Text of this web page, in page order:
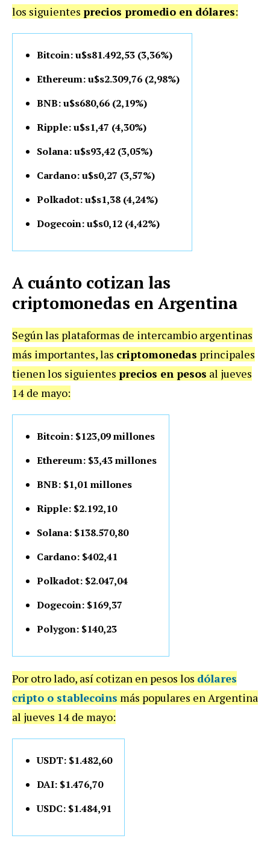
los siguientes precios promedio en dólares:
Bitcoin: u$s81.492,53 (3,36%)
Ethereum: u$s2.309,76 (2,98%)
BNB: u$s680,66 (2,19%)
Ripple: u$s1,47 (4,30%)
Solana: u$s93,42 (3,05%)
Cardano: u$s0,27 (3,57%)
Polkadot: u$s1,38 (4,24%)
Dogecoin: u$s0,12 (4,42%)
A cuánto cotizan las
criptomonedas en Argentina
Según las plataformas de intercambio argentinas
más importantes, las criptomonedas principales
tienen los siguientes precios en pesos al jueves
14 de mayo:
Bitcoin: $123,09 millones
Ethereum: $3,43 millones
BNB: $1,01 millones
Ripple: $2.192,10
Solana: $138.570,80
Cardano: $402,41
Polkadot: $2.047,04
Dogecoin: $169,37
Polygon: $140,23
Por otro lado, así cotizan en pesos los dólares
cripto o stablecoins más populares en Argentina
al jueves 14 de mayo:
USDT: $1.482,60
DAI: $1.476,70
USDC: $1.484,91